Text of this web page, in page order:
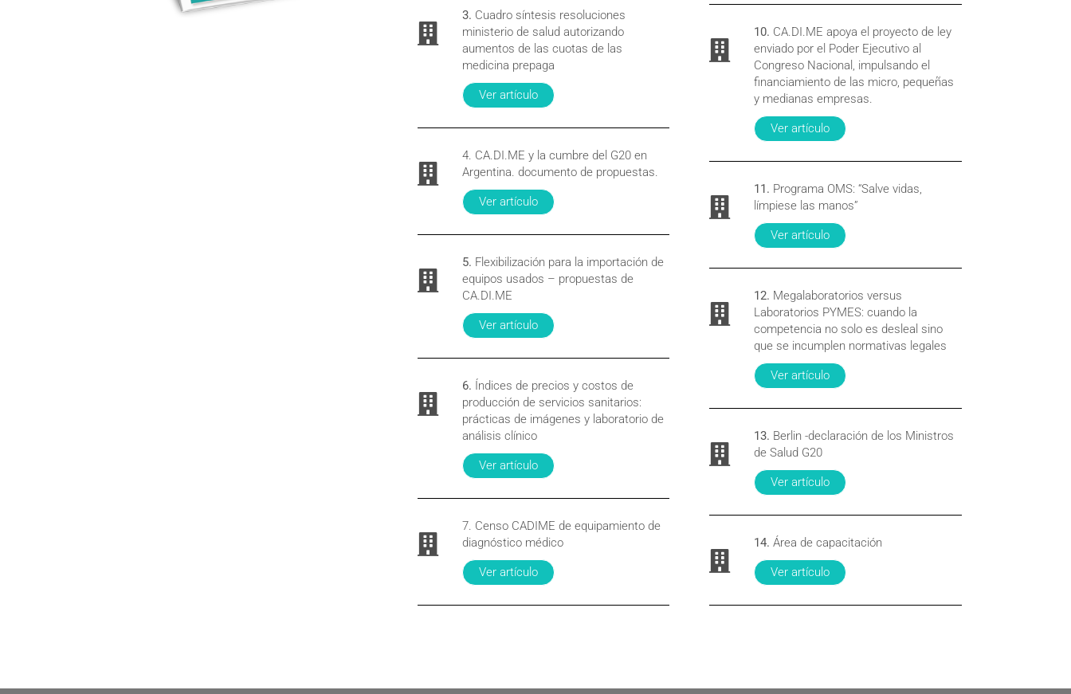
3. Cuadro síntesis resoluciones
ministerio de salud autorizando
aumentos de las cuotas de las
medicina prepaga
Ver artículo
4. CA.DI.ME y la cumbre del G20 en
Argentina. documento de propuestas.
Ver artículo
5. Flexibilización para la importación de
equipos usados – propuestas de
CA.DI.ME
Ver artículo
6. Índices de precios y costos de
producción de servicios sanitarios:
prácticas de imágenes y laboratorio de
análisis clínico
Ver artículo
7. Censo CADIME de equipamiento de
diagnóstico médico
Ver artículo
10. CA.DI.ME apoya el proyecto de ley
enviado por el Poder Ejecutivo al
Congreso Nacional, impulsando el
financiamiento de las micro, pequeñas
y medianas empresas.
Ver artículo
11. Programa OMS: “Salve vidas,
límpiese las manos”
Ver artículo
12. Megalaboratorios versus
Laboratorios PYMES: cuando la
competencia no solo es desleal sino
que se incumplen normativas legales
Ver artículo
13. Berlin -declaración de los Ministros
de Salud G20
Ver artículo
14. Área de capacitación
Ver artículo